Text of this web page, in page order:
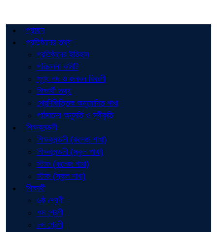
প্রচ্ছদ
প্রতিষ্ঠানের তথ্য
প্রতিষ্ঠানের ইতিহাস
পরিচালনা কমিটি
শূণ্য পদ ও জনবল বিবরণী
শিক্ষার্থী তথ্য
শ্রেণিভিত্তিক অনুমোদিত শাখা
পাঠদানের অনুমতি ও স্বীকৃতি
শিক্ষকমন্ডলী
শিক্ষকমন্ডলী (কলেজ শাখা)
শিক্ষকমন্ডলী (স্কুল শাখা)
স্টাফ (কলেজ শাখা)
স্টাফ (স্কুল শাখা)
শিক্ষার্থী
৬ষ্ঠ শ্রেণী
৭ম শ্রেণী
৮ম শ্রেণী